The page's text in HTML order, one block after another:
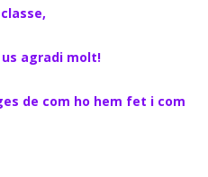
agradi molt!
de com ho hem fet i com